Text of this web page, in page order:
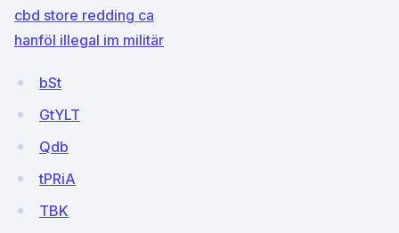
cbd store redding ca
hanföl illegal im militär
bSt
GtYLT
Qdb
tPRiA
TBK